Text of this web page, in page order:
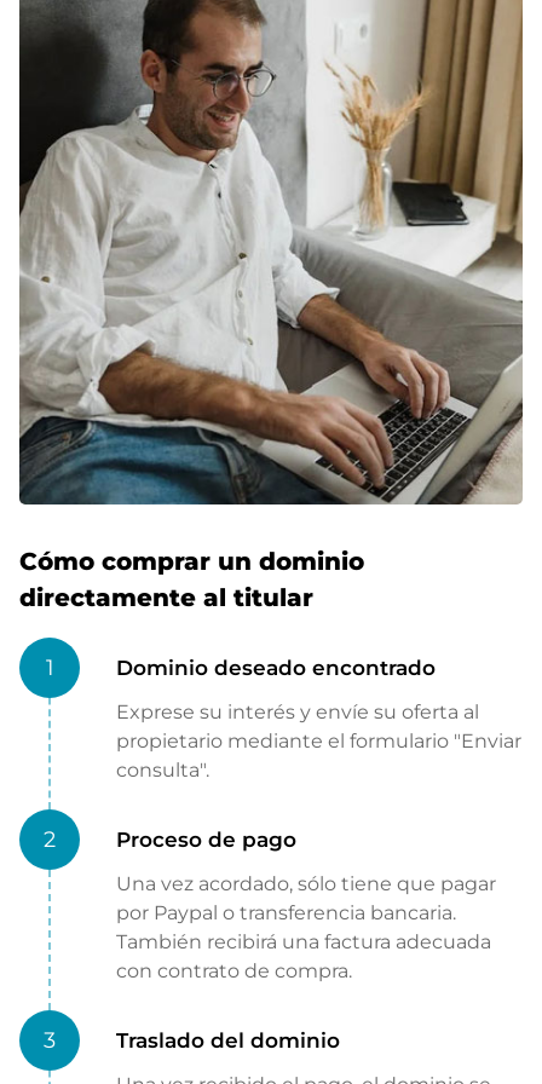
Cómo comprar un dominio
directamente al titular
1 Dominio deseado encontrado
Exprese su interés y envíe su oferta al
propietario mediante el formulario "Enviar
consulta".
2 Proceso de pago
Una vez acordado, sólo tiene que pagar
por Paypal o transferencia bancaria.
También recibirá una factura adecuada
con contrato de compra.
3 Traslado del dominio